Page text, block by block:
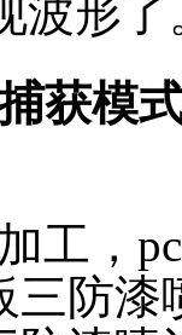
波形了
获模